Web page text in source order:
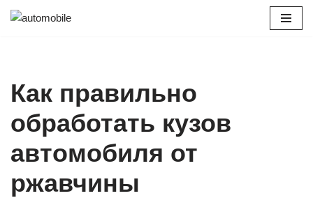
Как правильно
обработать кузов
автомобиля от
ржавчины